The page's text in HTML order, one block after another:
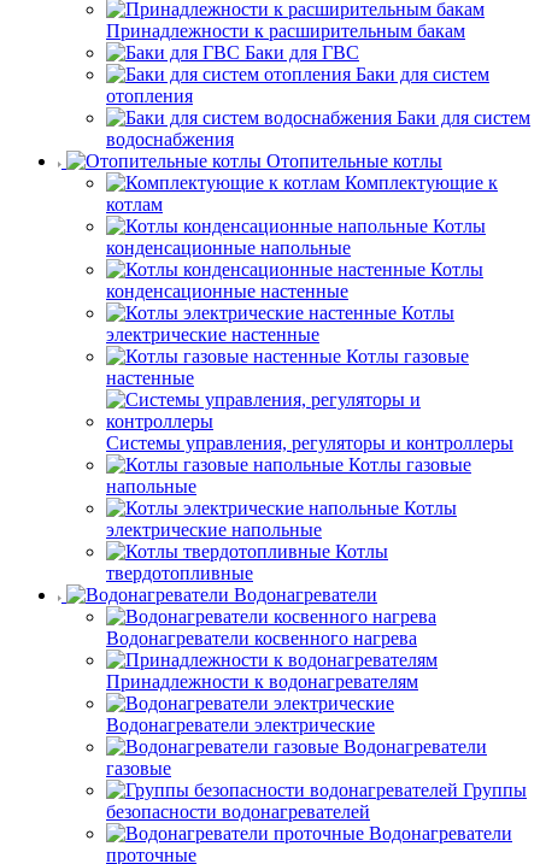
Принадлежности к расширительным бакам
Баки для ГВС
Баки для систем
отопления
Баки для систем
водоснабжения
Отопительные котлы
Комплектующие к
котлам
Котлы
конденсационные напольные
Котлы
конденсационные настенные
Котлы
электрические настенные
Котлы газовые
настенные
Системы управления, регуляторы и контроллеры
Котлы газовые
напольные
Котлы
электрические напольные
Котлы
твердотопливные
Водонагреватели
Водонагреватели косвенного нагрева
Принадлежности к водонагревателям
Водонагреватели электрические
Водонагреватели
газовые
Группы
безопасности водонагревателей
Водонагреватели
проточные